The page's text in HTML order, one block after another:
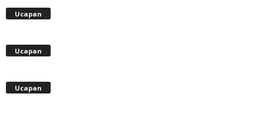
Ucapan
Ucapan
Ucapan